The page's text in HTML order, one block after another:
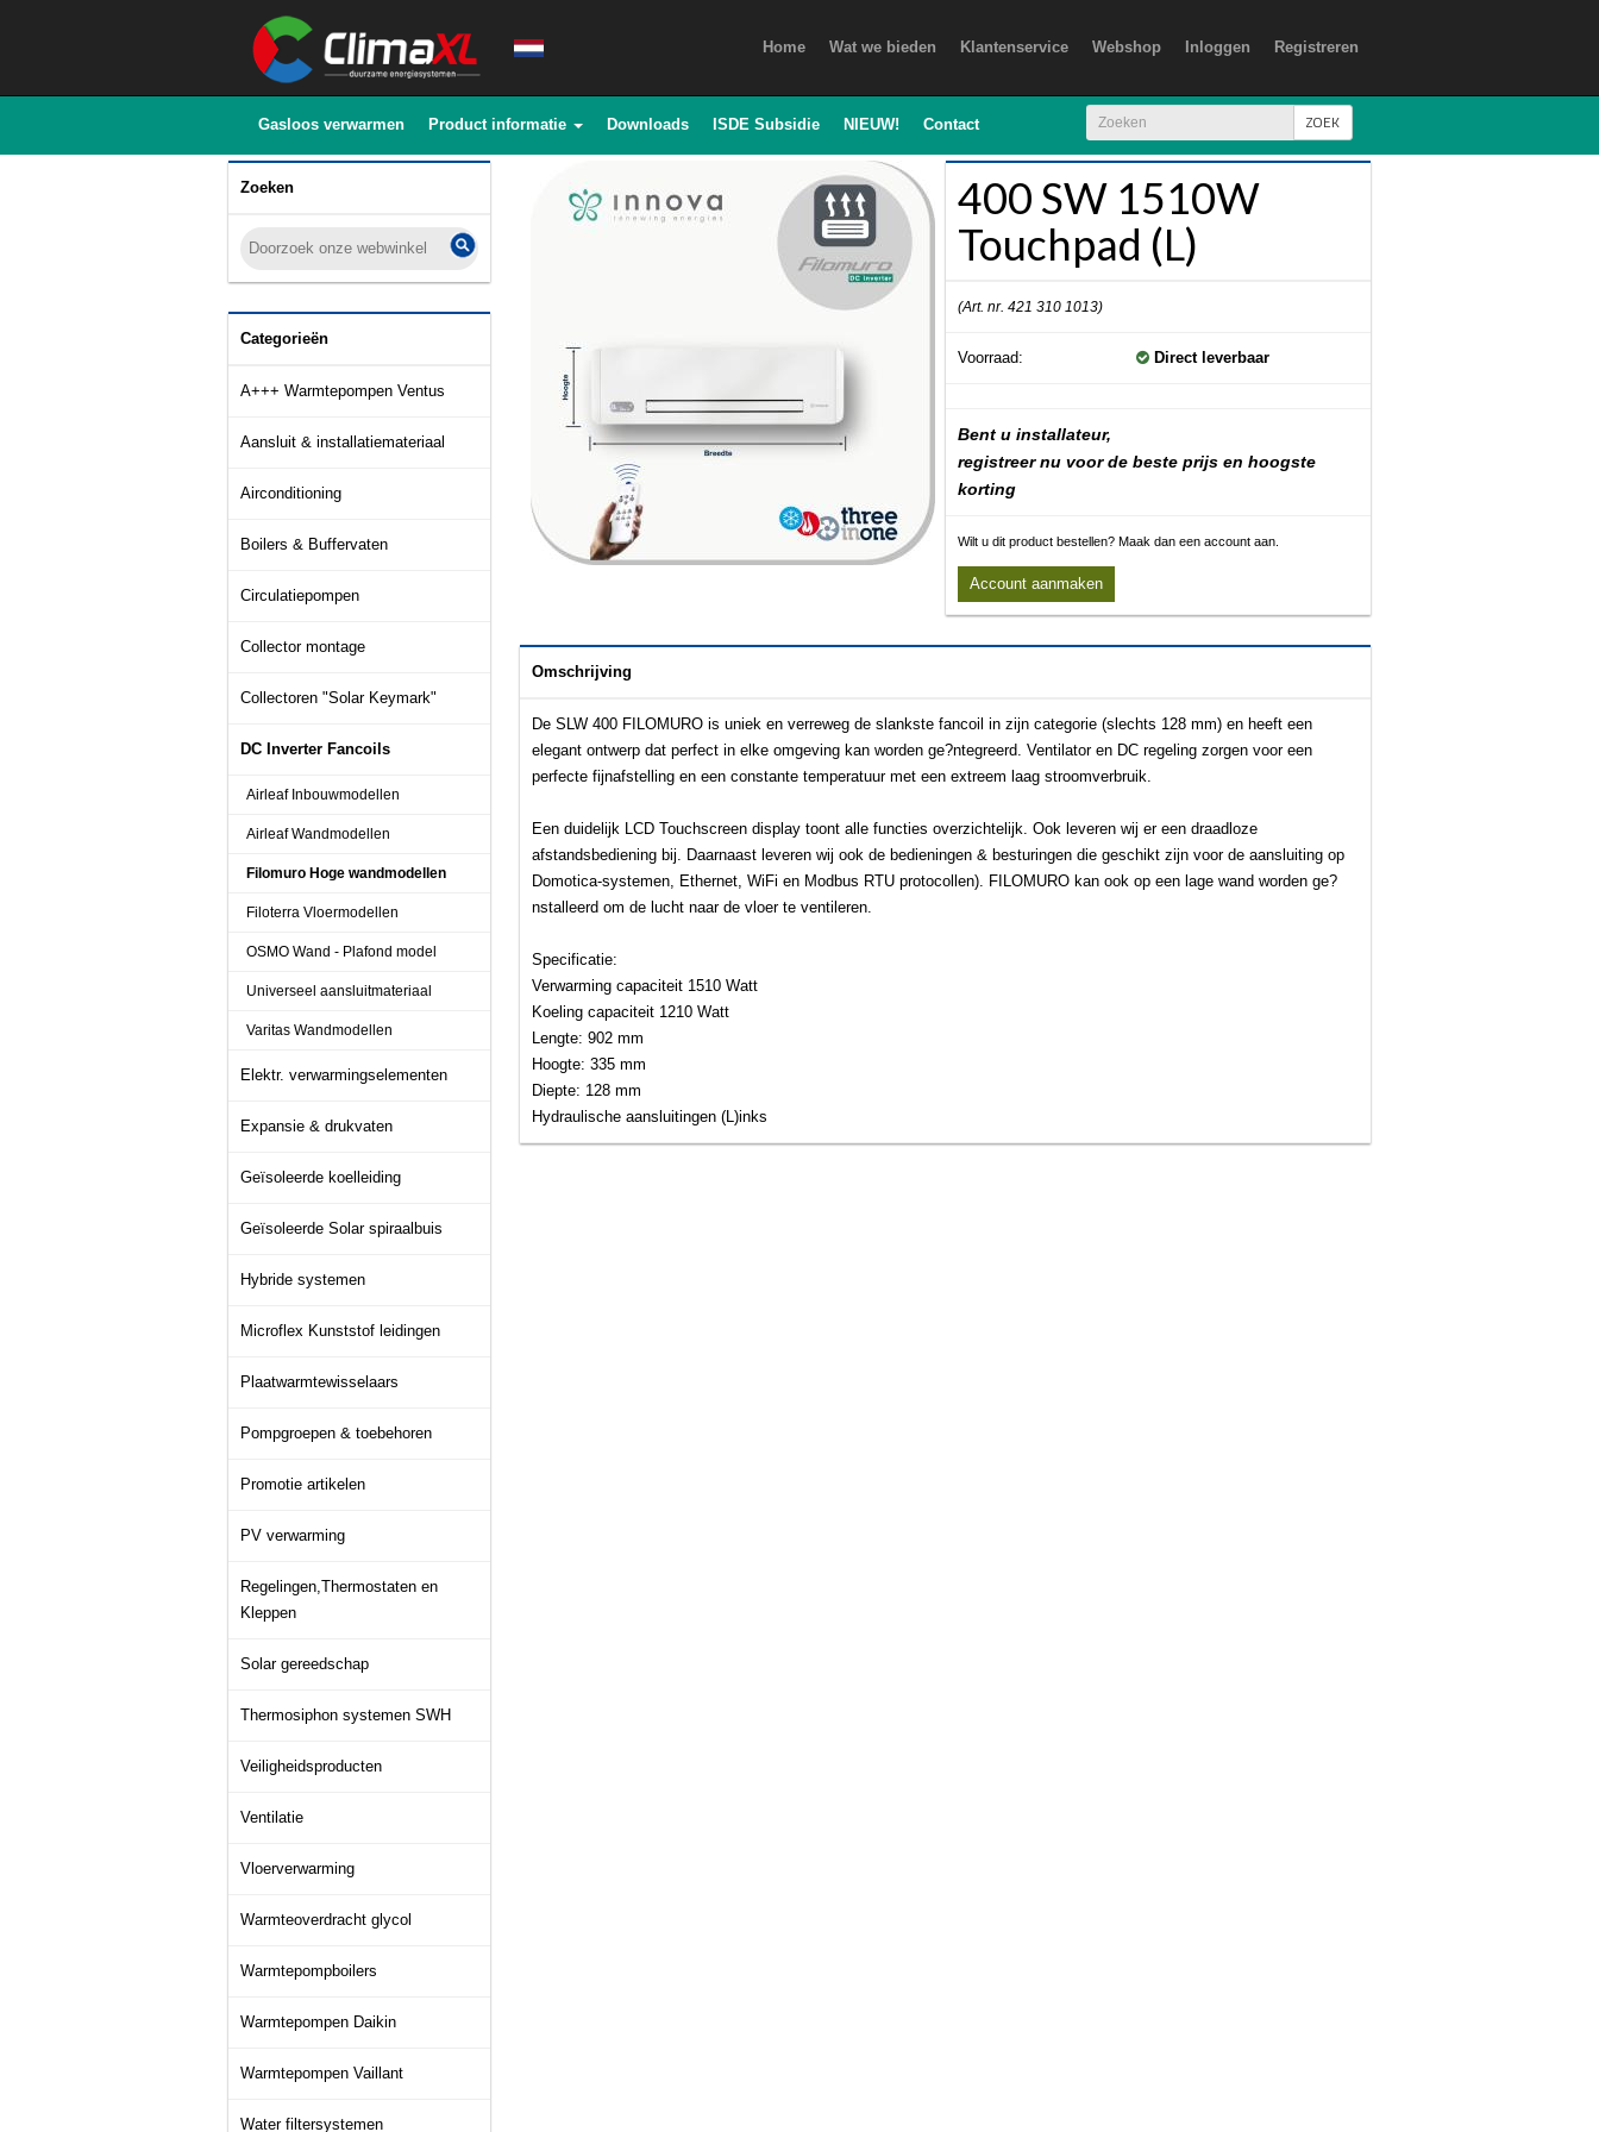
Home Wat we bieden Klantenservice Webshop Inloggen Registreren
Gasloos verwarmen Product informatie Downloads ISDE Subsidie NIEUW! Contact ZOEK
Zoeken
Categorieën
A+++ Warmtepompen Ventus
Aansluit & installatiemateriaal
Airconditioning
Boilers & Buffervaten
Circulatiepompen
Collector montage
Collectoren "Solar Keymark"
DC Inverter Fancoils
Airleaf Inbouwmodellen
Airleaf Wandmodellen
Filomuro Hoge wandmodellen
Filoterra Vloermodellen
OSMO Wand - Plafond model
Universeel aansluitmateriaal
Varitas Wandmodellen
Elektr. verwarmingselementen
Expansie & drukvaten
Geïsoleerde koelleiding
Geïsoleerde Solar spiraalbuis
Hybride systemen
Microflex Kunststof leidingen
Plaatwarmtewisselaars
Pompgroepen & toebehoren
Promotie artikelen
PV verwarming
Regelingen,Thermostaten en
Kleppen
Solar gereedschap
Thermosiphon systemen SWH
Veiligheidsproducten
Ventilatie
Vloerverwarming
Warmteoverdracht glycol
Warmtepompboilers
Warmtepompen Daikin
Warmtepompen Vaillant
Water filtersystemen
400 SW 1510W
Touchpad (L)
(Art. nr. 421 310 1013)
Voorraad: Direct leverbaar
Bent u installateur,
registreer nu voor de beste prijs en hoogste
korting
Wilt u dit product bestellen? Maak dan een account aan.
Account aanmaken
Omschrijving
De SLW 400 FILOMURO is uniek en verreweg de slankste fancoil in zijn categorie (slechts 128 mm) en heeft een
elegant ontwerp dat perfect in elke omgeving kan worden ge?ntegreerd. Ventilator en DC regeling zorgen voor een
perfecte fijnafstelling en een constante temperatuur met een extreem laag stroomverbruik.
Een duidelijk LCD Touchscreen display toont alle functies overzichtelijk. Ook leveren wij er een draadloze
afstandsbediening bij. Daarnaast leveren wij ook de bedieningen & besturingen die geschikt zijn voor de aansluiting op
Domotica-systemen, Ethernet, WiFi en Modbus RTU protocollen). FILOMURO kan ook op een lage wand worden ge?
nstalleerd om de lucht naar de vloer te ventileren.
Specificatie:
Verwarming capaciteit 1510 Watt
Koeling capaciteit 1210 Watt
Lengte: 902 mm
Hoogte: 335 mm
Diepte: 128 mm
Hydraulische aansluitingen (L)inks